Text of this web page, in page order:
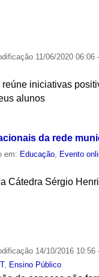
11/06/2020 06:06
reúne iniciativas
alunos
da rede
em: Educação Evento
Cátedra Sérgio
14/10/2016 10:56
, Ensino Público